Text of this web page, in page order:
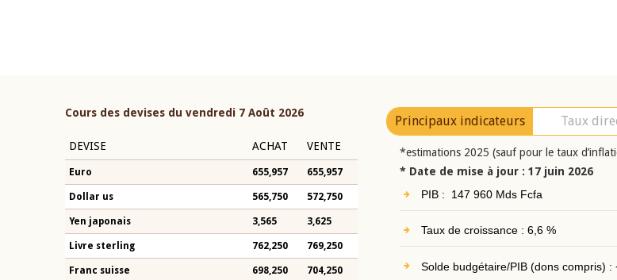
Cours des devises du vendredi 7 Août 2026
DEVISE ACHAT VENTE
Euro 655,957 655,957
Dollar us 565,750 572,750
Yen japonais 3,565 3,625
Livre sterling 762,250 769,250
Franc suisse 698,250 704,250
Principaux indicateurs Taux
*estimations 2025 (sauf pour le taux
* Date de mise à jour : 17 juin 2026
PIB : 147 960 Mds Fcfa
Taux de croissance : 6,6 %
Solde budgétaire/PIB (dons compris) :